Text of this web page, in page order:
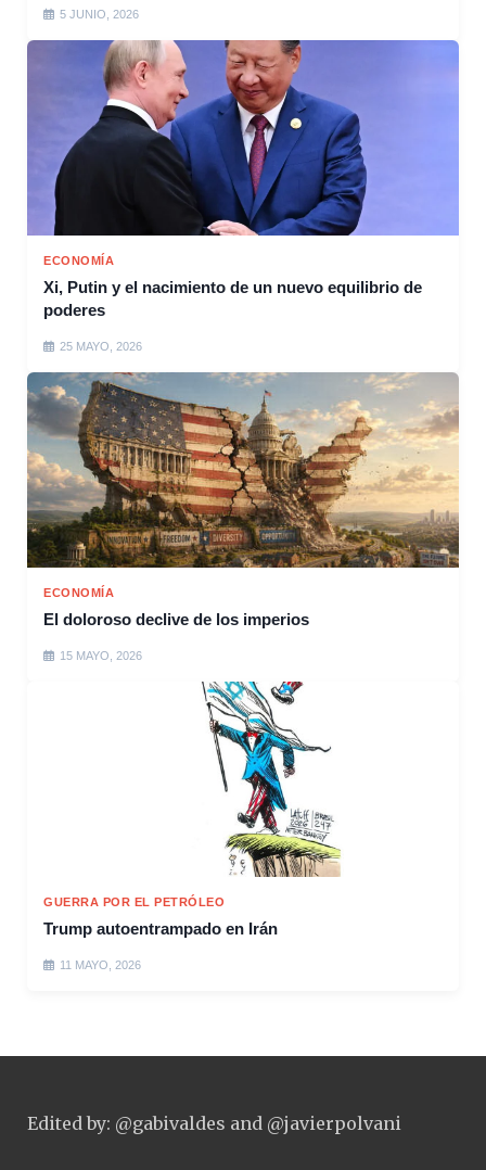
5 JUNIO, 2026
ECONOMÍA
Xi, Putin y el nacimiento de un nuevo equilibrio de
poderes
25 MAYO, 2026
ECONOMÍA
El doloroso declive de los imperios
15 MAYO, 2026
GUERRA POR EL PETRÓLEO
Trump autoentrampado en Irán
11 MAYO, 2026
Edited by: @gabivaldes and @javierpolvani